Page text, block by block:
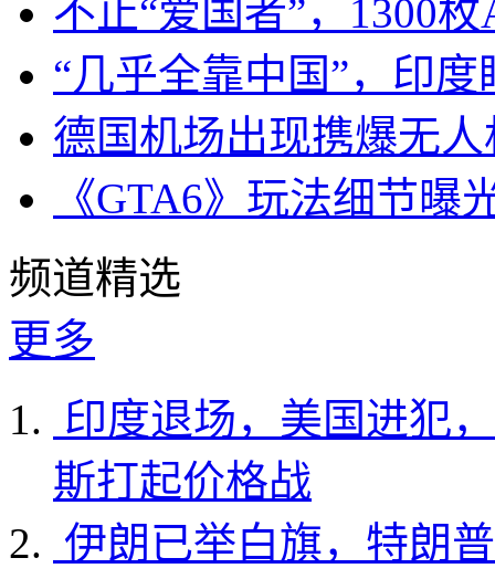
不止“爱国者”，1300
“几乎全靠中国”，印
德国机场出现携爆无
《GTA6》玩法细节
频道精选
更多
印度退场，美国进犯
斯打起价格战
伊朗已举白旗，特朗